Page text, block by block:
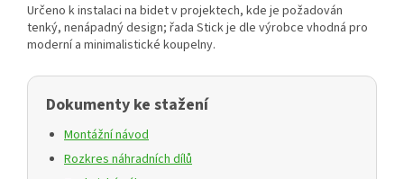
Určeno k instalaci na bidet v projektech, kde je požadován
tenký, nenápadný design; řada Stick je dle výrobce vhodná pro
moderní a minimalistické koupelny.
Dokumenty ke stažení
Montážní návod
Rozkres náhradních dílů